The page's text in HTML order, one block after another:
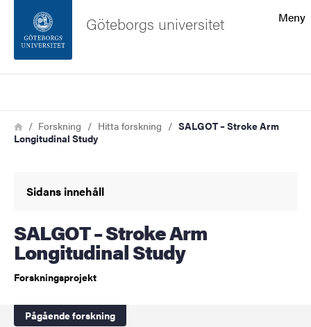
Sidfoten
Om webbplatsen
Meny
Göteborgs universitet
Länkstig
HemForskning Hitta forskning
SALGOT – Stroke Arm
Longitudinal Study
Sidans innehåll
SALGOT – Stroke Arm
Longitudinal Study
Forskningsprojekt
Pågående forskning